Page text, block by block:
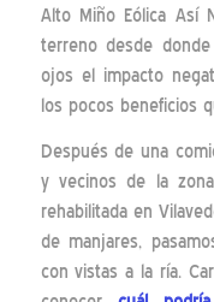
Alto Miño Eólica Así
terreno desde
ojos el impacto
los pocos beneficios
Después de una
y vecinos de la
rehabilitada en
de manjares,
con vistas a la ría.